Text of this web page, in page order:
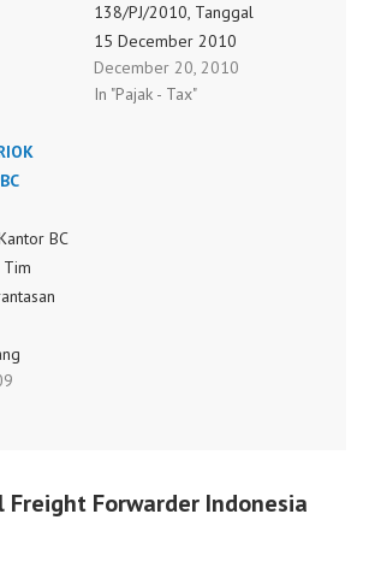
138/PJ/2010, Tanggal
15 December 2010
penyampaian peraturan
direktur jenderal pajak
peninjauan kembali
December 20, 2010
In "Pajak - Tax"
BC
Tim
di
Utama
Forwarder Indonesia